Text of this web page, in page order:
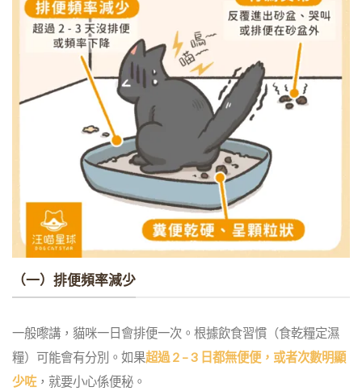
（一）排便頻率減少
一般嚟講，貓咪一日會排便一次。根據飲食習慣（食乾糧定濕
糧）可能會有分別。如果超過 2 – 3 日都無便便，或者次數明顯
少咗，就要小心係便秘。